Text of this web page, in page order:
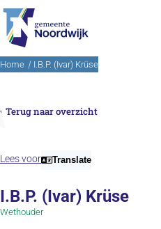
Ga naar de inhoud
Home I.B.P. (Ivar) Krüse
Terug naar overzicht
Lees voor Translate
I.B.P. (Ivar) Krüse
Wethouder